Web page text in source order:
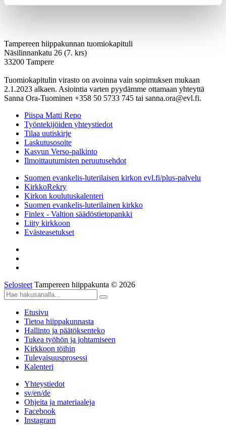
Tampereen hiippakunnan tuomiokapituli
Näsilinnankatu 26 (7. krs)
33200 Tampere
Tuomiokapitulin virasto on avoinna vain sopimuksen mukaan
2.1.2023 alkaen. Asiointia varten pyydämme ottamaan yhteyttä
Sanna Ora-Tuominen +358 50 5733 745 tai sanna.ora@evl.fi.
Piispa Matti Repo
Työntekijöiden yhteystiedot
Tilaa uutiskirje
Laskutusosoite
Kasvun Verso-palkinto
Ilmoittautumisten peruutusehdot
Suomen evankelis-luterilaisen kirkon evl.fi/plus-palvelu
KirkkoRekry
Kirkon koulutuskalenteri
Suomen evankelis-luterilainen kirkko
Finlex - Valtion säädöstietopankki
Liity kirkkoon
Evästeasetukset
Selosteet Tampereen hiippakunta © 2026
Etusivu
Tietoa hiippakunnasta
Hallinto ja päätöksenteko
Tukea työhön ja johtamiseen
Kirkkoon töihin
Tulevaisuusprosessi
Kalenteri
Yhteystiedot
sv/en/de
Ohjeita ja materiaaleja
Facebook
Instagram